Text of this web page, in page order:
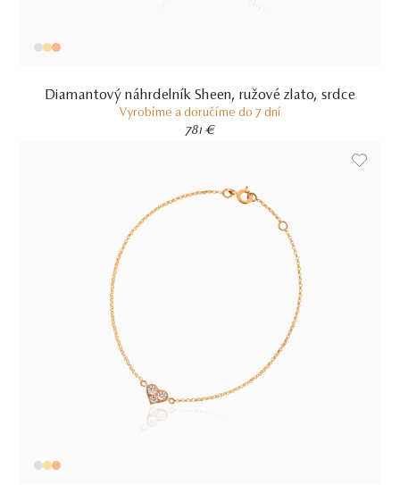
Diamantový náhrdelník Sheen, ružové zlato, srdce
Vyrobíme a doručíme do 7 dní
781 €